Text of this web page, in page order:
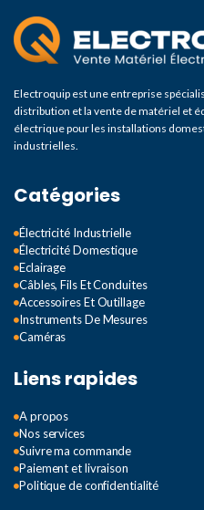
Electroquip est une entreprise
distribution et la vente de matériel et
électrique pour les installations
industrielles.
Catégories
Électricité Industrielle
Électricité Domestique
Eclairage
Câbles, Fils Et Conduites
Accessoires Et Outillage
Instruments De Mesures
Caméras
Liens rapides
A propos
Nos services
Suivre ma commande
Paiement et livraison
Politique de confidentialité